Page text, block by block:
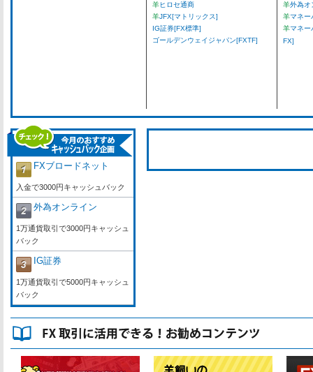
羊ヒロセ通商
羊JFX[マトリックス]
IG証券[FX標準]
ゴールデンウェイジャパン[FXTF]
羊外為オ
羊マネー
羊マネー
FX]
FXブロードネット
入金で3000円キャッシュバック
外為オンライン
1万通貨取引で3000円キャッシュ
バック
IG証券
1万通貨取引で5000円キャッシュ
バック